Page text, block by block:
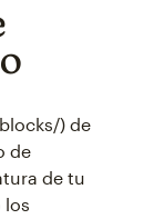
) de
de
de tu
los